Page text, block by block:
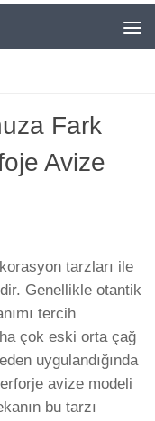
Fark
Avize
tarzları ile
Genellikle otantik
tercih
çok eski orta çağ
uygulandığında
avize modeli
bu tarzı